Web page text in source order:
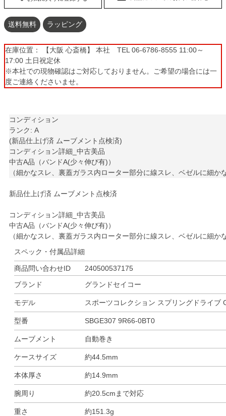
送料無料 ラッピング
在庫位置： 【大阪 心斎橋】 本社 TEL 06-6786-8555 11:00～
17:00 土日祝定休
※本社での現物確認はご対応しておりません。ご希望の場合には一
度ご連絡くださいませ。
コンディション
ランク: A
(新品仕上げ済 ムーブメント点検済)
コンディション詳細_中古美品
中古A品（バンドA(少々伸び有)）
（細かなスレ、裏蓋ガラス内ローター部分に線スレ、ベゼルに細
新品仕上げ済 ムーブメント点検済
コンディション詳細_中古美品
中古A品（バンドA(少々伸び有)）
（細かなスレ、裏蓋ガラス内ローター部分に線スレ、ベゼルに細
スペック・付属品詳細
商品問い合わせID
240500537175
ブランド
グランドセイコー
モデル スポーツコレクション スプリングドライブ
型番 SBGE307 9R66-0BT0
ムーブメント 自動巻き
ケースサイズ 約44.5mm
本体厚さ 約14.9mm
腕周り 約20.5cmまで対応
重さ 約151.3g